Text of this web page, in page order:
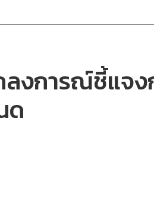
ลงการณ์ชี้แจ
ด